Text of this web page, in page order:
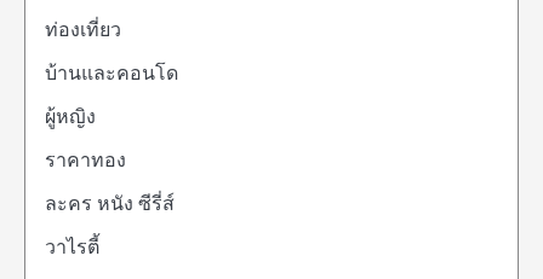
ท่องเที่ยว
บ้านและคอนโด
ผู้หญิง
ราคาทอง
ละคร หนัง ซีรี่ส์
วาไรตี้